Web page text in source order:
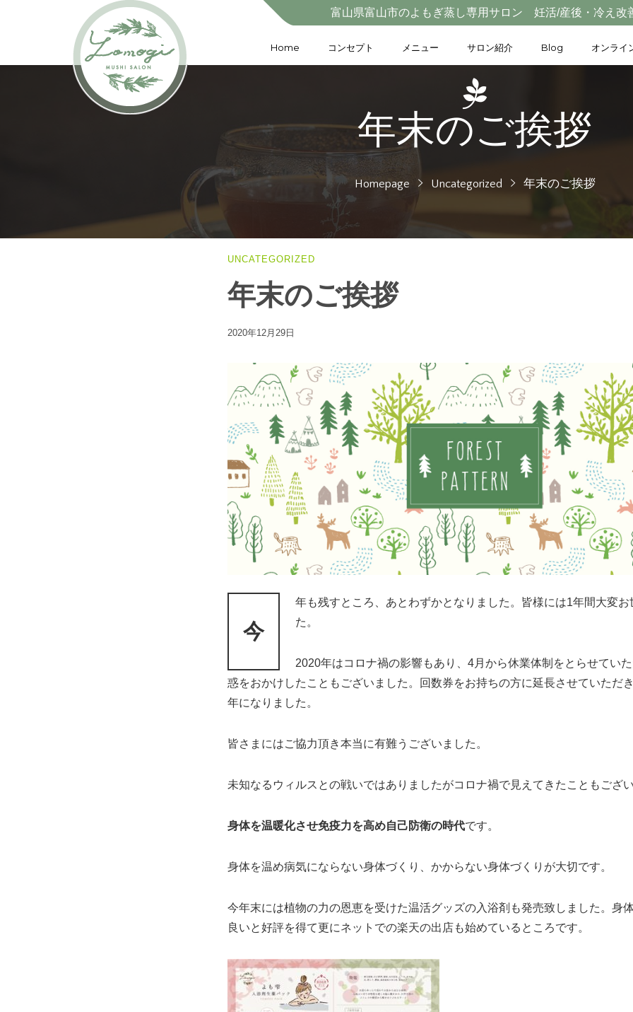
富山県富山市のよもぎ蒸し専用サロン 妊活/産後・冷え
Home コンセプト メニュー サロン紹介 Blog オンライ
年末のご挨拶
Homepage Uncategorized 年末のご挨拶
UNCATEGORIZED
年末のご挨拶
2020年12月29日
今
年も残すところ、あとわずかとなりました。皆様には1年間大変お
た。
2020年はコロナ禍の影響もあり、4月から休業体制をとらせてい
惑をおかけしたこともございました。回数券をお持ちの方に延長させていただ
年になりました。
皆さまにはご協力頂き本当に有難うございました。
未知なるウィルスとの戦いではありましたがコロナ禍で見えてきたこともござい
身体を温暖化させ免疫力を高め自己防衛の時代です。
身体を温め病気にならない身体づくり、かからない身体づくりが大切です。
今年末には植物の力の恩恵を受けた温活グッズの入浴剤も発売致しました。身
良いと好評を得て更にネットでの楽天の出店も始めているところです。